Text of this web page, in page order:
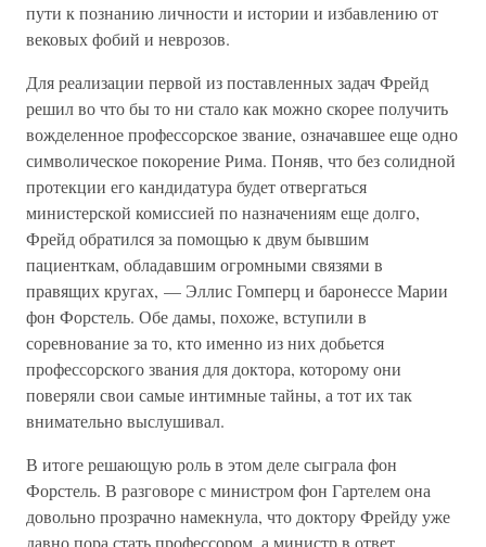
пути к познанию личности и истории и избавлению от
вековых фобий и неврозов.
Для реализации первой из поставленных задач Фрейд
решил во что бы то ни стало как можно скорее получить
вожделенное профессорское звание, означавшее еще одно
символическое покорение Рима. Поняв, что без солидной
протекции его кандидатура будет отвергаться
министерской комиссией по назначениям еще долго,
Фрейд обратился за помощью к двум бывшим
пациенткам, обладавшим огромными связями в
правящих кругах, — Эллис Гомперц и баронессе Марии
фон Форстель. Обе дамы, похоже, вступили в
соревнование за то, кто именно из них добьется
профессорского звания для доктора, которому они
поверяли свои самые интимные тайны, а тот их так
внимательно выслушивал.
В итоге решающую роль в этом деле сыграла фон
Форстель. В разговоре с министром фон Гартелем она
довольно прозрачно намекнула, что доктору Фрейду уже
давно пора стать профессором, а министр в ответ